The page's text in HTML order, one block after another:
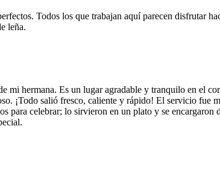
Todos los que trabajan aquí parecen disfrutar
leña.
mi hermana. Es un lugar agradable y tranquilo en el
¡Todo salió fresco, caliente y rápido! El servicio fue
para celebrar; lo sirvieron en un plato y se